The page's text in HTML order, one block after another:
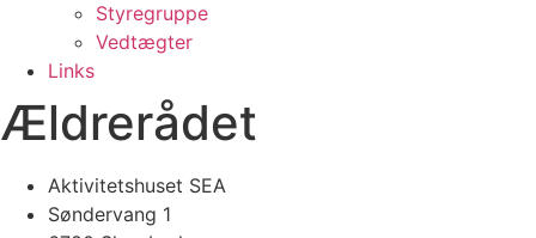
Styregruppe
Vedtægter
Links
Ældrerådet
Aktivitetshuset SEA
Søndervang 1